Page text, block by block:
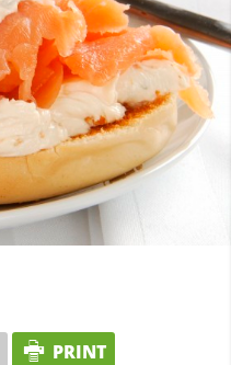
PRINT